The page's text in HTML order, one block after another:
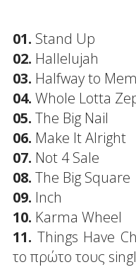
01. Stand Up
02. Hallelujah
03. Halfway to
04. Whole Lotta
05. The Big Nail
06. Make It Alright
07. Not 4 Sale
08. The Big Square
09. Inch
10. Karma Wheel
11. Things Have
το πρώτο τους